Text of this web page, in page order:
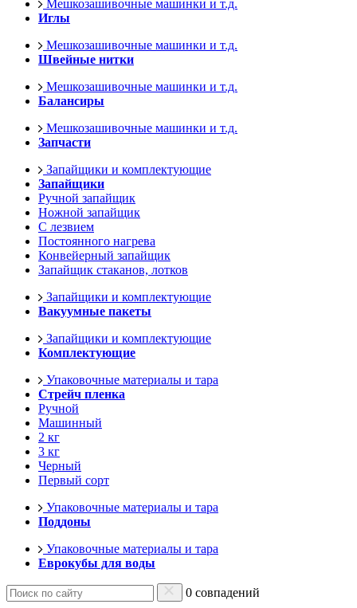
Мешкозашивочные машинки и т.д.
Иглы
Мешкозашивочные машинки и т.д.
Швейные нитки
Мешкозашивочные машинки и т.д.
Балансиры
Мешкозашивочные машинки и т.д.
Запчасти
Запайщики и комплектующие
Запайщики
Ручной запайщик
Ножной запайщик
С лезвием
Постоянного нагрева
Конвейерный запайщик
Запайщик стаканов, лотков
Запайщики и комплектующие
Вакуумные пакеты
Запайщики и комплектующие
Комплектующие
Упаковочные материалы и тара
Стрейч пленка
Ручной
Машинный
2 кг
3 кг
Черный
Первый сорт
Упаковочные материалы и тара
Поддоны
Упаковочные материалы и тара
Еврокубы для воды
0 совпадений